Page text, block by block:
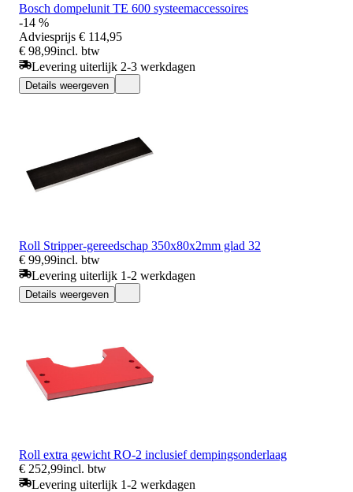
Bosch dompelunit TE 600 systeemaccessoires
-14 %
Adviesprijs € 114,95
€ 98,99incl. btw
Levering uiterlijk 2-3 werkdagen
Details weergeven
Roll Stripper-gereedschap 350x80x2mm glad 32
€ 99,99incl. btw
Levering uiterlijk 1-2 werkdagen
Details weergeven
Roll extra gewicht RO-2 inclusief dempingsonderlaag
€ 252,99incl. btw
Levering uiterlijk 1-2 werkdagen